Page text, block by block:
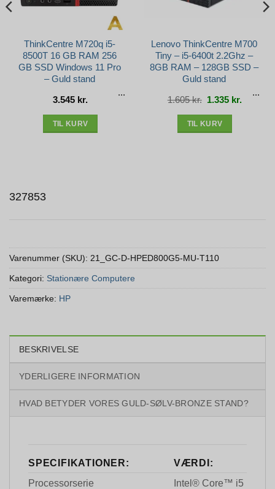
ThinkCentre M720q i5-
8500T 16 GB RAM 256
GB SSD Windows 11 Pro
– Guld stand
3.545 kr.
TIL KURV
Lenovo ThinkCentre M700
Tiny – i5-6400t 2.2Ghz –
8GB RAM – 128GB SSD –
Guld stand
1.605kr. Den
oprindelige
pris
1.335 kr. Den
aktuelle
pris
TIL KURV
327853
Varenummer (SKU): 21_GC-D-HPED800G5-MU-T110
Kategori: Stationære Computere
Varemærke: HP
BESKRIVELSE
YDERLIGERE INFORMATION
HVAD BETYDER VORES GULD-SØLV-BRONZE STAND?
SPECIFIKATIONER:
VÆRDI:
Processorserie
Intel® Core™ i5